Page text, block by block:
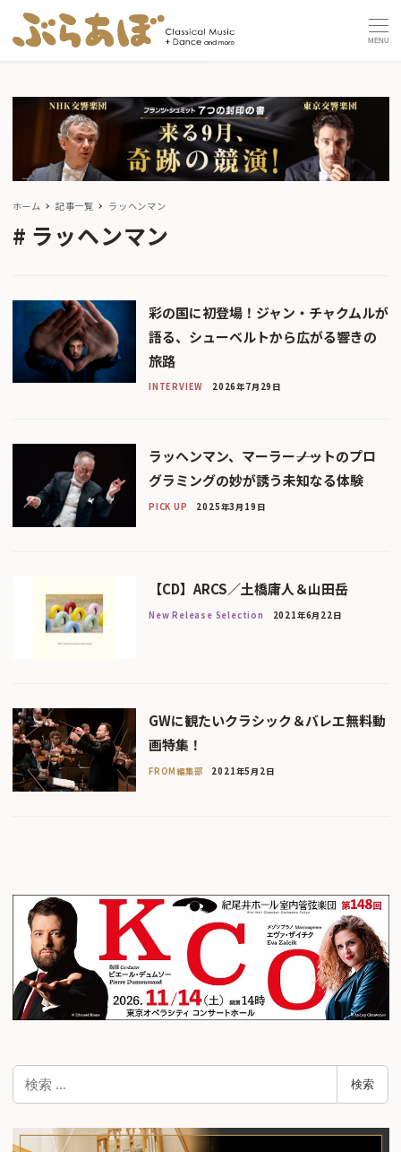
MENU
ホーム 記事一覧 ラッヘンマン
ラッヘンマン
彩の国に初登場！ジャン・チャクムルが
語る、シューベルトから広がる響きの
旅路
INTERVIEW 2026年7月29日
ラッヘンマン、マーラー――ノットのプロ
グラミングの妙が誘う未知なる体験
PICK UP 2025年3月19日
【CD】ARCS／土橋庸人＆山田岳
New Release Selection 2021年6月22日
GWに観たいクラシック＆バレエ無料動
画特集！
FROM編集部 2021年5月2日
検索